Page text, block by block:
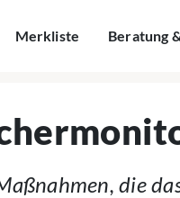
Merkliste Beratung
die